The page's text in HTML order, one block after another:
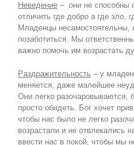
Неведение – они не способны
отличить где добро а где зло,
Младенцы несамостоятельны,
позаботиться. Мы
важно помочь им возрастать
Раздражительность – у
меняется, даже малейшее
Они легко разочаровываются,
просто обидеть. Бог хочет
чтобы нас было не легко
возрастали и не отвлекались
ввести нас в покой, чтобы мы